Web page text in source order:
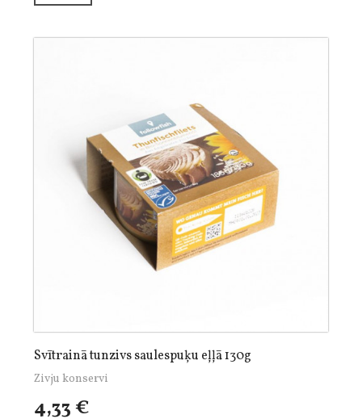
Svītrainā tunzivs saulespuķu eļļā 130g
Zivju konservi
4,33 €